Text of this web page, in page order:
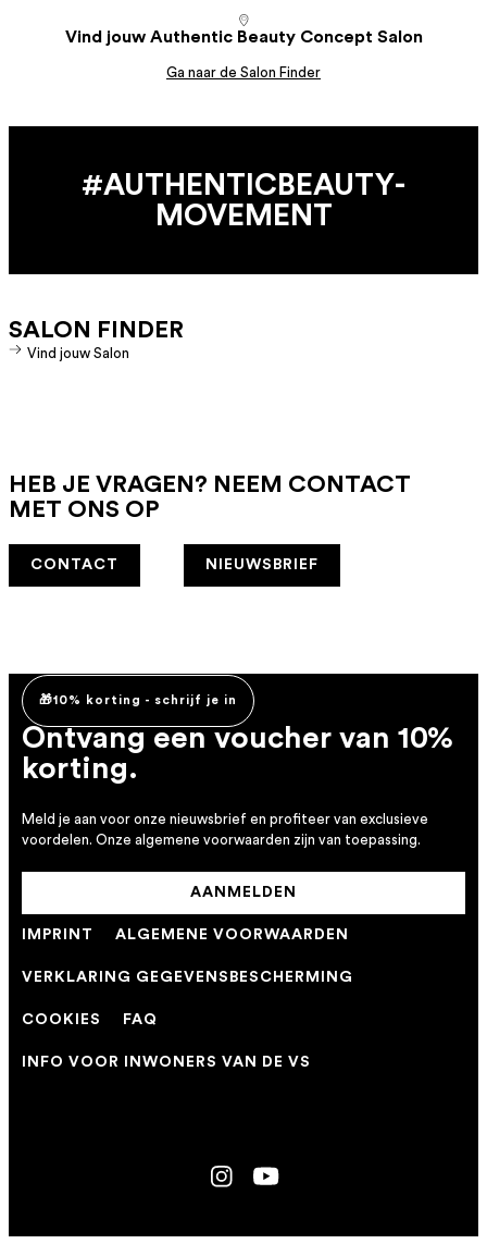
Vind jouw Authentic Beauty Concept Salon
Ga naar de Salon Finder
#AUTHENTIC­BEAUTY­
MOVEMENT
SALON FINDER
Vind jouw Salon
HEB JE VRAGEN? NEEM CONTACT
MET ONS OP
CONTACT NIEUWSBRIEF
🎁10% korting - schrijf je in
Ontvang een voucher van 10%
korting.
Meld je aan voor onze nieuwsbrief en profiteer van exclusieve
voordelen. Onze algemene voorwaarden zijn van toepassing.
AANMELDEN
IMPRINT ALGEMENE VOORWAARDEN
VERKLARING GEGEVENSBESCHERMING
COOKIES FAQ
INFO VOOR INWONERS VAN DE VS